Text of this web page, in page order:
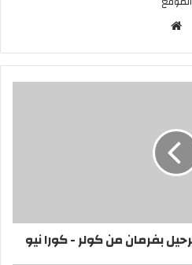
بفرمان من كولر - كورا نيو